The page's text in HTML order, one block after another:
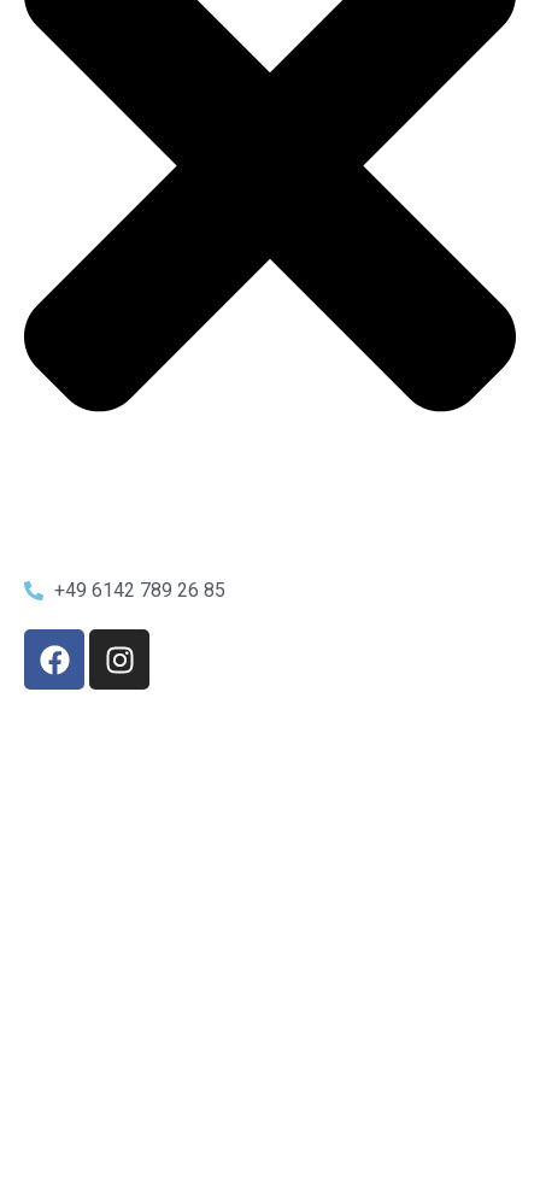
+49 6142 789 26 85